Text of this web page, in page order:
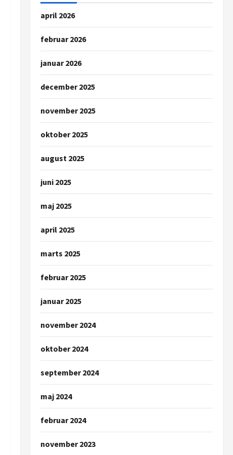
april 2026
februar 2026
januar 2026
december 2025
november 2025
oktober 2025
august 2025
juni 2025
maj 2025
april 2025
marts 2025
februar 2025
januar 2025
november 2024
oktober 2024
september 2024
maj 2024
februar 2024
november 2023